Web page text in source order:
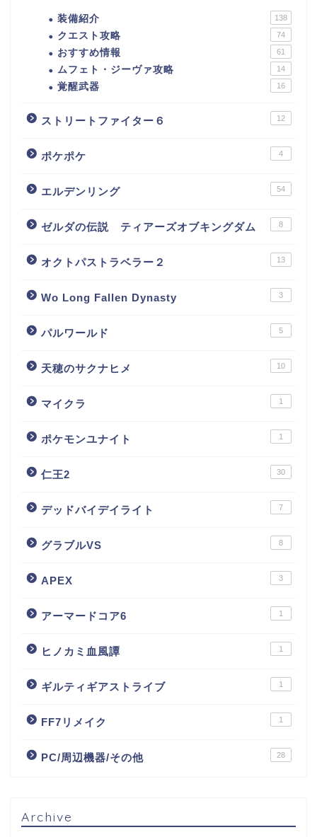
装備紹介 138
クエスト攻略 74
おすすめ情報 61
ムフェト・ジーヴァ攻略 14
覚醒武器 16
ストリートファイター６ 12
ポケポケ 4
エルデンリング 54
ゼルダの伝説 ティアーズオブキングダム 8
オクトパストラベラー２ 13
Wo Long Fallen Dynasty 3
パルワールド 5
天穂のサクナヒメ 10
マイクラ 1
ポケモンユナイト 1
仁王2 30
デッドバイデイライト 7
グラブルVS 8
APEX 3
アーマードコア6 1
ヒノカミ血風譚 1
ギルティギアストライブ 1
FF7リメイク 1
PC/周辺機器/その他 28
Archive